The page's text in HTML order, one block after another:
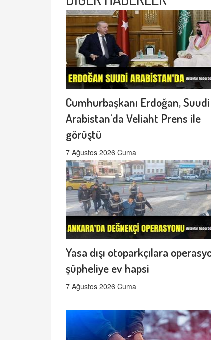
Cumhurbaşkanı Erdoğan, Suudi
Arabistan'da Veliaht Prens ile
görüştü
7 Ağustos 2026 Cuma
Yasa dışı otoparkçılara
şüpheliye ev hapsi
7 Ağustos 2026 Cuma